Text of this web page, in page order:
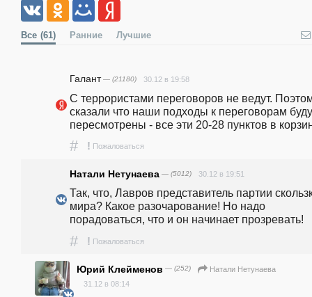
Все (61) Ранние Лучшие
Галант— (21180) 30.12 в 19:58
С террористами переговоров не ведут.
сказали что наши подходы к переговорам
пересмотрены - все эти 20-28 пунктов в
# ! Пожаловаться
Натали Нетунаева — (5012) 30.12 в 19:51
Так, что, Лавров представитель партии
мира? Какое разочарование! Но надо
порадоваться, что и он начинает прозревать!
# ! Пожаловаться
Юрий Клейменов — (252)
Натали Нетунаева
31.12 в 08:14